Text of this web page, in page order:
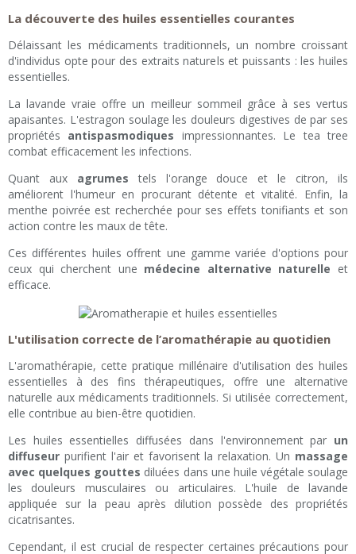
La découverte des huiles essentielles courantes
Délaissant les médicaments traditionnels, un nombre croissant
d'individus opte pour des extraits naturels et puissants : les huiles
essentielles.
La lavande vraie offre un meilleur sommeil grâce à ses vertus
apaisantes. L'estragon soulage les douleurs digestives de par ses
propriétés antispasmodiques impressionnantes. Le tea tree
combat efficacement les infections.
Quant aux agrumes tels l'orange douce et le citron, ils
améliorent l'humeur en procurant détente et vitalité. Enfin, la
menthe poivrée est recherchée pour ses effets tonifiants et son
action contre les maux de tête.
Ces différentes huiles offrent une gamme variée d'options pour
ceux qui cherchent une médecine alternative naturelle et
efficace.
L'utilisation correcte de l’aromathérapie au quotidien
L'aromathérapie, cette pratique millénaire d'utilisation des huiles
essentielles à des fins thérapeutiques, offre une alternative
naturelle aux médicaments traditionnels. Si utilisée correctement,
elle contribue au bien-être quotidien.
Les huiles essentielles diffusées dans l'environnement par un
diffuseur purifient l'air et favorisent la relaxation. Un massage
avec quelques gouttes diluées dans une huile végétale soulage
les douleurs musculaires ou articulaires. L'huile de lavande
appliquée sur la peau après dilution possède des propriétés
cicatrisantes.
Cependant, il est crucial de respecter certaines précautions pour